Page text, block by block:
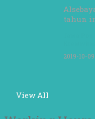
tahun
2019-10-09
View All